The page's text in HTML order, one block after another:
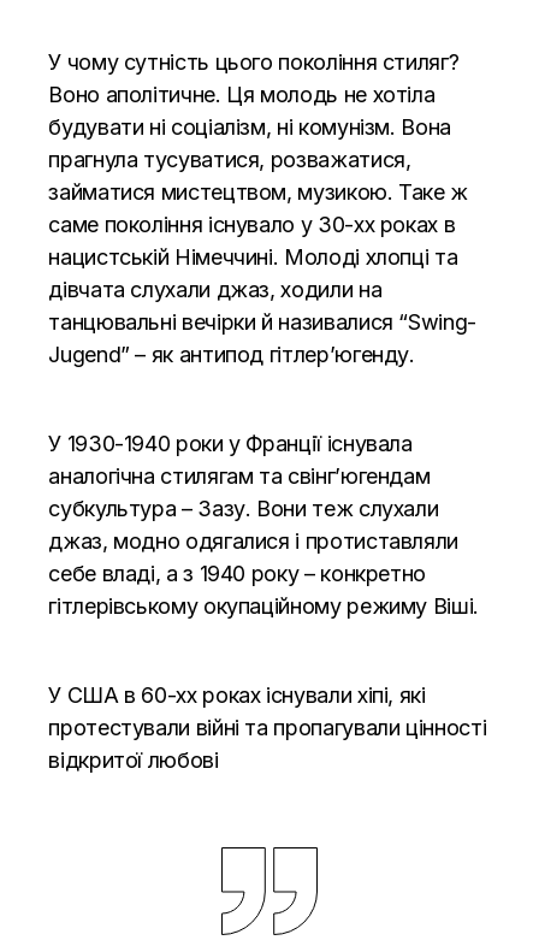
У чому сутність цього покоління стиляг?
Воно аполітичне. Ця молодь не хотіла
будувати ні соціалізм, ні комунізм. Вона
прагнула тусуватися, розважатися,
займатися мистецтвом, музикою. Таке ж
саме покоління існувало у 30-хх роках в
нацистській Німеччині. Молоді хлопці та
дівчата слухали джаз, ходили на
танцювальні вечірки й називалися “Swing-
Jugend” – як антипод гітлер’югенду.
У 1930-1940 роки у Франції існувала
аналогічна стилягам та свінг’югендам
субкультура – Зазу. Вони теж слухали
джаз, модно одягалися і протиставляли
себе владі, а з 1940 року – конкретно
гітлерівському окупаційному режиму Віші.
У США в 60-хх роках існували хіпі, які
протестували війні та пропагували цінності
відкритої любові